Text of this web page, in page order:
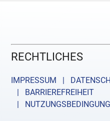
RECHTLICHES
IMPRESSUM |
| BARRIEREFREIHEIT
|